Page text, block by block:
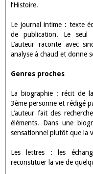
l’Histoire.
Le journal intime : texte
de publication. Le seul
L’auteur raconte avec
analyse à chaud et donne
Genres proches
La biographie : récit de
3ème personne et rédigé
L’auteur fait des
éléments. Dans une
sensationnel plutôt que la
Les lettres : les
reconstituer la vie de